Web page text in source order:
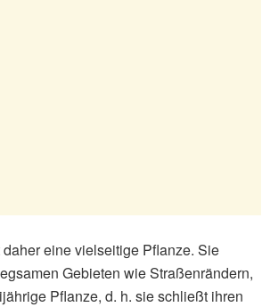
eine vielseitige Pflanze. Sie
Gebieten wie Straßenrändern,
Pflanze, d. h. sie schließt ihren